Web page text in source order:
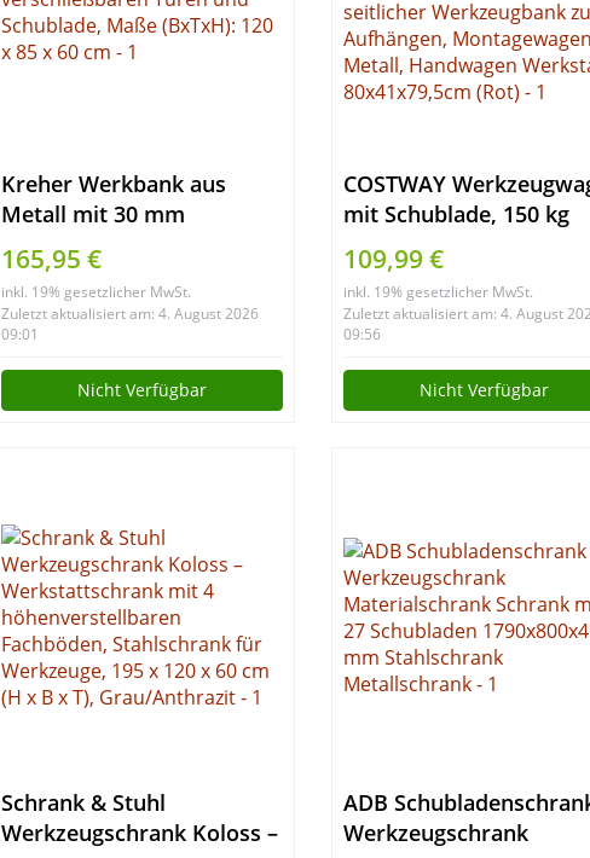
Kreher Werkbank aus
Metall mit 30 mm
Sperrholzplatte,
verschließbaren Türen und
Schublade, Maße (BxTxH):
120 x 85 x 60 cm
165,95 €
inkl. 19% gesetzlicher MwSt.
Zuletzt aktualisiert am: 4. August 2026
09:01
Nicht Verfügbar
COSTWAY
mit Schublade, 150 kg
belastbar,
3 Etagen, Rollwagen mit
seitlicher
zum Aufhängen,
Montagewagen Metall,
Handwagen Werkstatt,
109,99 €
inkl. 19% gesetzlicher MwSt.
Zuletzt aktualisiert am: 4. August
09:56
Nicht Verfügbar
Schrank & Stuhl
Werkzeugschrank Koloss –
ADB
Werkzeugschrank